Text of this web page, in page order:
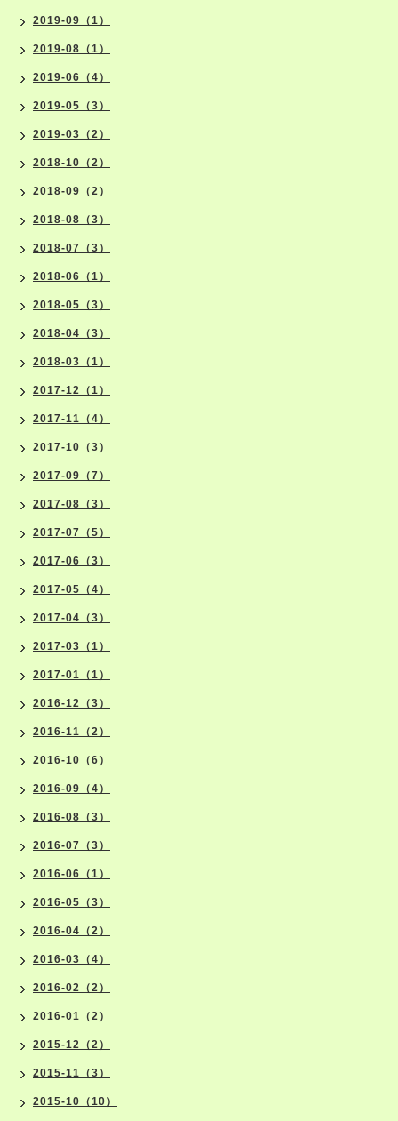
2019-09（1）
2019-08（1）
2019-06（4）
2019-05（3）
2019-03（2）
2018-10（2）
2018-09（2）
2018-08（3）
2018-07（3）
2018-06（1）
2018-05（3）
2018-04（3）
2018-03（1）
2017-12（1）
2017-11（4）
2017-10（3）
2017-09（7）
2017-08（3）
2017-07（5）
2017-06（3）
2017-05（4）
2017-04（3）
2017-03（1）
2017-01（1）
2016-12（3）
2016-11（2）
2016-10（6）
2016-09（4）
2016-08（3）
2016-07（3）
2016-06（1）
2016-05（3）
2016-04（2）
2016-03（4）
2016-02（2）
2016-01（2）
2015-12（2）
2015-11（3）
2015-10（10）